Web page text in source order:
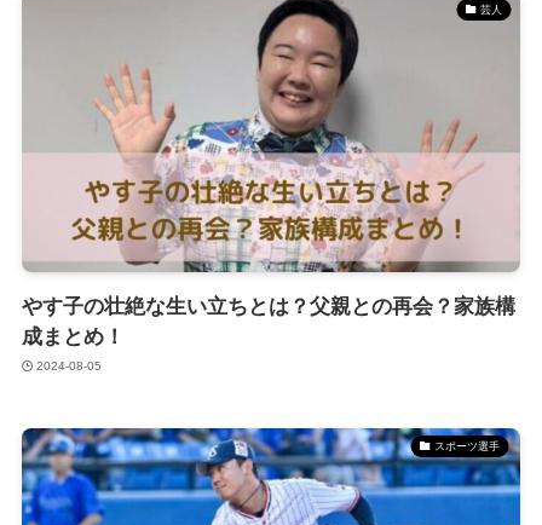
芸人
やす子の壮絶な生い立ちとは？父親との再会？家族構
成まとめ！
2024-08-05
スポーツ選手